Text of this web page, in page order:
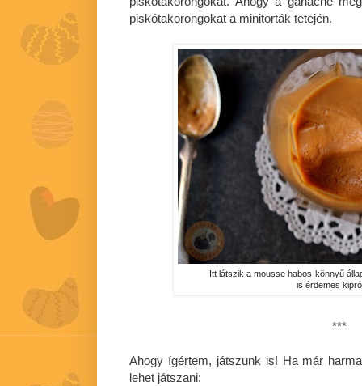
piskótakorongokat a minitorták tetején.
Itt látszik a mousse habos-könnyű
is érdemes
***
Ahogy ígértem, játszunk is! Ha már
lehet játszani: